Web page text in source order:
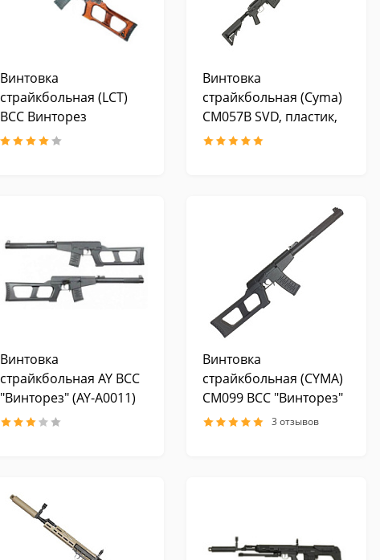
Винтовка
страйкбольная (LCT)
ВСС Винторез
Винтовка
страйкбольная (Cyma)
CM057B SVD, пластик,
рельсы, выдвижной
Винтовка
страйкбольная AY ВСС
"Винторез" (AY-A0011)
Винтовка
страйкбольная (CYMA)
CM099 ВСС "Винторез"
AEG, металл, черный
3 отзывов